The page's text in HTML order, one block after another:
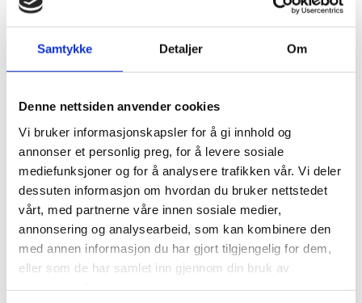
Samtykke Detaljer Om
Denne nettsiden anvender cookies
Vi bruker informasjonskapsler for å gi innhold og
annonser et personlig preg, for å levere sosiale
mediefunksjoner og for å analysere trafikken vår. Vi deler
dessuten informasjon om hvordan du bruker nettstedet
vårt, med partnerne våre innen sosiale medier,
annonsering og analysearbeid, som kan kombinere den
med annen informasjon du har gjort tilgjengelig for dem,
eller som de har samlet inn gjennom din bruk av
Munkerud skole
Ny barneskole på Munkerud i Oslo. Skolens areal er på
9.200m2. Ferdigstilt i 2016.
Entrepriseform:
Totalentreprise, herunder sterkstrøm, svakstrøm og utomhus
Byggherre:
Undervisningsbygg
Oppdragsgiver:
Veidekke